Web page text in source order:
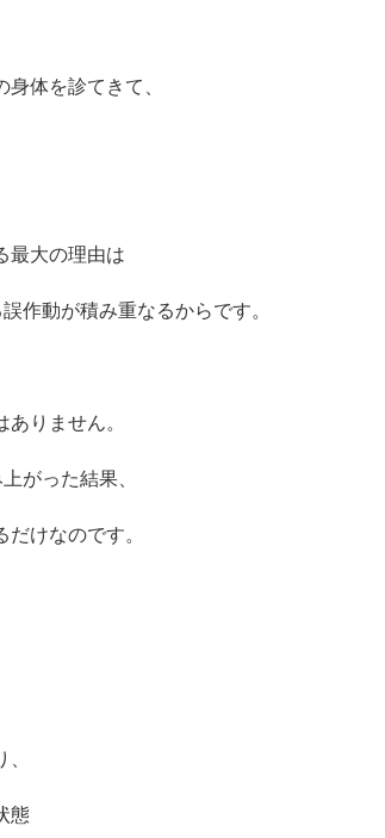
体を診てきて、
最大の理由は
作動が積み重なるからです。
りません。
がった結果、
けなのです。
態